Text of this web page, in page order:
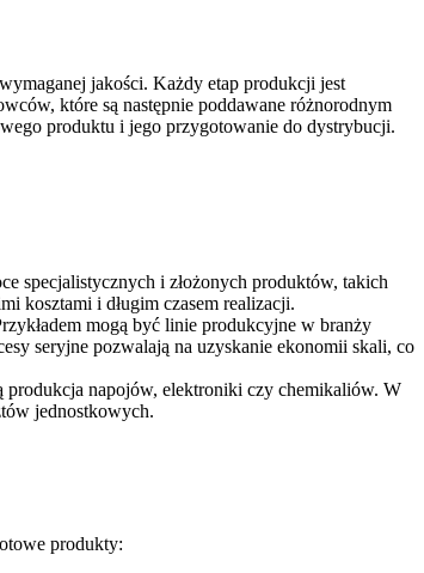
jakości. Każdy etap produkcji jest
które są następnie poddawane różnorodnym
produktu i jego przygotowanie do dystrybucji.
specjalistycznych i złożonych produktów, takich
kosztami i długim czasem realizacji.
mogą być linie produkcyjne w branży
seryjne pozwalają na uzyskanie ekonomii skali, co
produkcja napojów, elektroniki czy chemikaliów. W
jednostkowych.
produkty: